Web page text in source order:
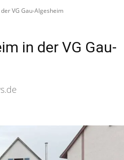
VG Gau-Algesheim
in der VG Gau-